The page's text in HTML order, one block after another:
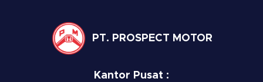
PT. PROSPECT MOTOR
Kantor Pusat :